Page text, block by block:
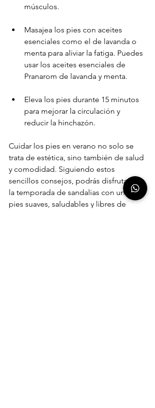
músculos.
Masajea los pies con aceites
esenciales como el de lavanda o
menta para aliviar la fatiga. Puedes
usar los aceites esenciales de
Pranarom de lavanda y menta.
Eleva los pies durante 15 minutos
para mejorar la circulación y
reducir la hinchazón.
Cuidar los pies en verano no solo se
trata de estética, sino también de salud
y comodidad. Siguiendo estos
sencillos consejos, podrás disfrutar de
la temporada de sandalias con unos
pies suaves, saludables y libres de